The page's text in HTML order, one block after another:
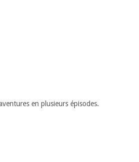
en plusieurs épisodes.